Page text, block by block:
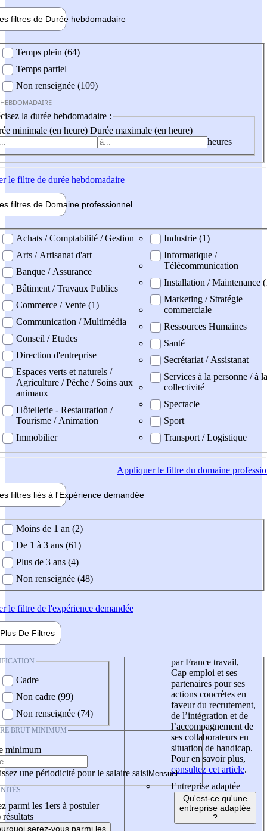
filtres de Durée hebdomadaire
Temps plein (64)
Temps partiel
Non renseignée (109)
la durée hebdomadaire :
minimale (en heure) Durée maximale (en heure)
heures
le filtre de durée hebdomadaire
filtres de Domaine professionnel
professionel
Achats / Comptabilité / Gestion
Arts / Artisanat d'art
Banque / Assurance
Bâtiment / Travaux Publics
Commerce / Vente (1)
Communication / Multimédia
Conseil / Etudes
Direction d'entreprise
Espaces verts et naturels /
Agriculture / Pêche / Soins aux
animaux
Hôtellerie - Restauration /
Tourisme / Animation
Immobilier
Industrie (1)
Informatique /
Télécommunication
Installation / Maintenance
Marketing / Stratégie
commerciale
Ressources Humaines
Santé
Secrétariat / Assistanat
Services à la personne / à la
collectivité
Spectacle
Sport
Transport / Logistique
Appliquerle filtre du domaine
filtres liés à l'Expérience demandée
demandée
Moins de 1 an (2)
De 1 à 3 ans (61)
Plus de 3 ans (4)
Non renseignée (48)
le filtre de l'expérience demandée
Plus De Filtres
Cadre
Non cadre (99)
Non renseignée (74)
BRUT MINIMUM
minimum
une périodicité pour le salaire saisi
parmi les 1ers à postuler
résultats
serez-vous parmi les
par France travail,
Cap emploi et ses
partenaires pour ses
actions concrètes en
faveur du recrutement,
de l’intégration et de
l’accompagnement de
ses collaborateurs en
situation de handicap.
Pour en savoir plus,
consultez cet article.
Entreprise adaptée
Qu'est-ce qu'une
entreprise adaptée
?